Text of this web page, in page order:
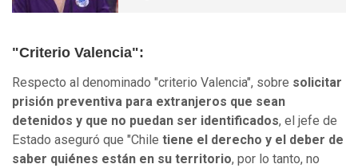
"Criterio Valencia":
Respecto al denominado "criterio Valencia", sobre solicitar
prisión preventiva para extranjeros que sean
detenidos y que no puedan ser identificados, el jefe de
Estado aseguró que "Chile tiene el derecho y el deber de
saber quiénes están en su territorio, por lo tanto, no